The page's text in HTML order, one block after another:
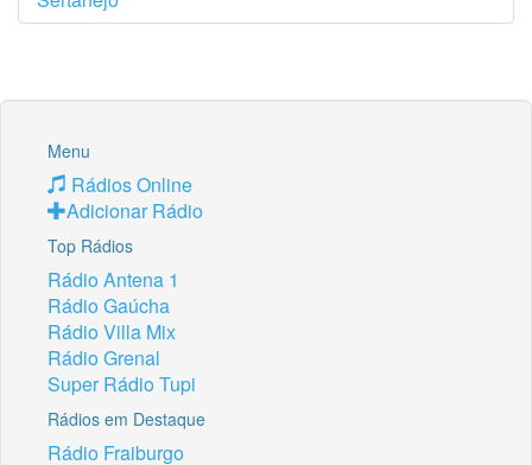
Menu
Rádios Online
Adicionar Rádio
Top Rádios
Rádio Antena 1
Rádio Gaúcha
Rádio Villa Mix
Rádio Grenal
Super Rádio Tupi
Rádios em Destaque
Rádio Fraiburgo